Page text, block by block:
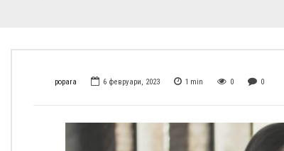
popara 6 февруари, 2023 1 min 0 0